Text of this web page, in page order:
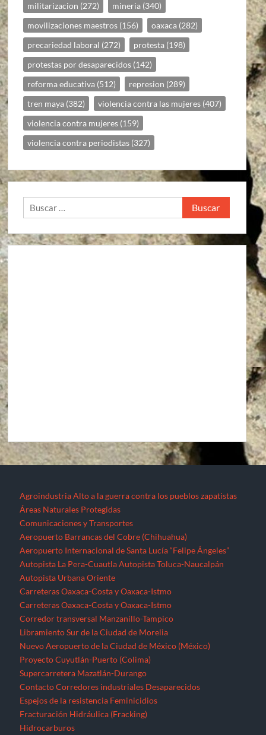
militarizacion (272) mineria (340)
movilizaciones maestros (156) oaxaca (282)
precariedad laboral (272) protesta (198)
protestas por desaparecidos (142)
reforma educativa (512) represion (289)
tren maya (382) violencia contra las mujeres (407)
violencia contra mujeres (159)
violencia contra periodistas (327)
Buscar:
Agroindustria Alto a la guerra contra los pueblos zapatistas
Áreas Naturales Protegidas
Comunicaciones y Transportes
Aeropuerto Barrancas del Cobre (Chihuahua)
Aeropuerto Internacional de Santa Lucía “Felipe Ángeles”
Autopista La Pera-Cuautla Autopista Toluca-Naucalpán
Autopista Urbana Oriente
Carreteras Oaxaca-Costa y Oaxaca-Istmo
Carreteras Oaxaca-Costa y Oaxaca-Istmo
Corredor transversal Manzanillo-Tampico
Libramiento Sur de la Ciudad de Morelia
Nuevo Aeropuerto de la Ciudad de México (México)
Proyecto Cuyutlán-Puerto (Colima)
Supercarretera Mazatlán-Durango
Contacto Corredores industriales Desaparecidos
Espejos de la resistencia Feminicidios
Fracturación Hidráulica (Fracking)
Hidrocarburos